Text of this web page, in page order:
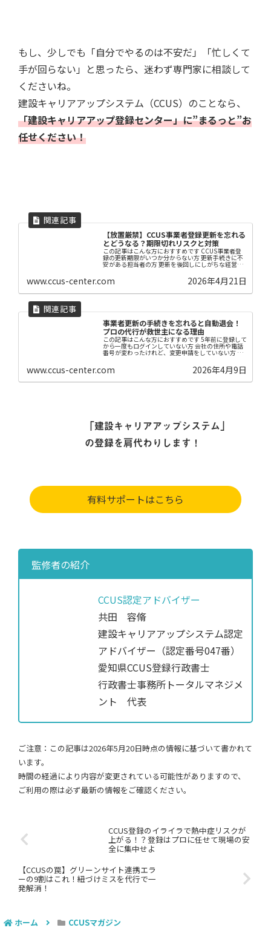
もし、少しでも「自分でやるのは不安だ」「忙しくて
手が回らない」と思ったら、迷わず専門家に相談して
くださいね。
建設キャリアアップシステム（CCUS）のことなら、
「建設キャリアアップ登録センター」に”まるっと”お
任せください！
【放置厳禁】CCUS事業者登録更新を忘れる
とどうなる？期限切れリスクと対策
この記事はこんな方におすすめです CCUS事業者登
録の更新期限がいつか分からない方 更新手続きに不
安がある担当者の方 更新を後回しにしがちな経営
プシステム（CCUS）は、建設業界における技能...
www.ccus-center.com 2026年4月21日
事業者更新の手続きを忘れると自動退会！
プロの代行が救世主になる理由
この記事はこんな方におすすめです 5年前に登録して
から一度もログインしていない方 会社の住所や電話
番号が変わったけれど、変更申請をしていない方 忙
長様 【はじめに】 CCUSの事業者登録は5年で...
www.ccus-center.com 2026年4月9日
「建設キャリアアップシステム」
の登録を肩代わりします！
有料サポートはこちら
監修者の紹介
CCUS認定アドバイザー
共田 容脩
建設キャリアアップシステム認定
アドバイザー（認定番号047番）
愛知県CCUS登録行政書士
行政書士事務所トータルマネジメ
ント 代表
ご注意：この記事は2026年5月20日時点の情報に基づいて書かれて
います。
時間の経過により内容が変更されている可能性がありますので、
ご利用の際は必ず最新の情報をご確認ください。
CCUS登録のイライラで熱中症リスクが
上がる！？登録はプロに任せて現場の安
全に集中せよ
【CCUSの罠】グリーンサイト連携エラ
ーの9割はこれ！紐づけミスを代行で一
発解消！
ホーム CCUSマガジン